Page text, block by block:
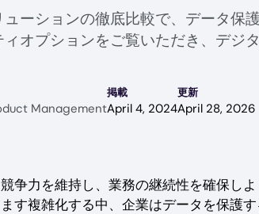
ーションの徹底比較で、データ保
オプションをご覧いただき、デジ
Management
掲載
April 4, 2024
更新
April 28, 2026
争力を維持し、業務の継続性を確保し
す複雑化する中、企業はデータを保護